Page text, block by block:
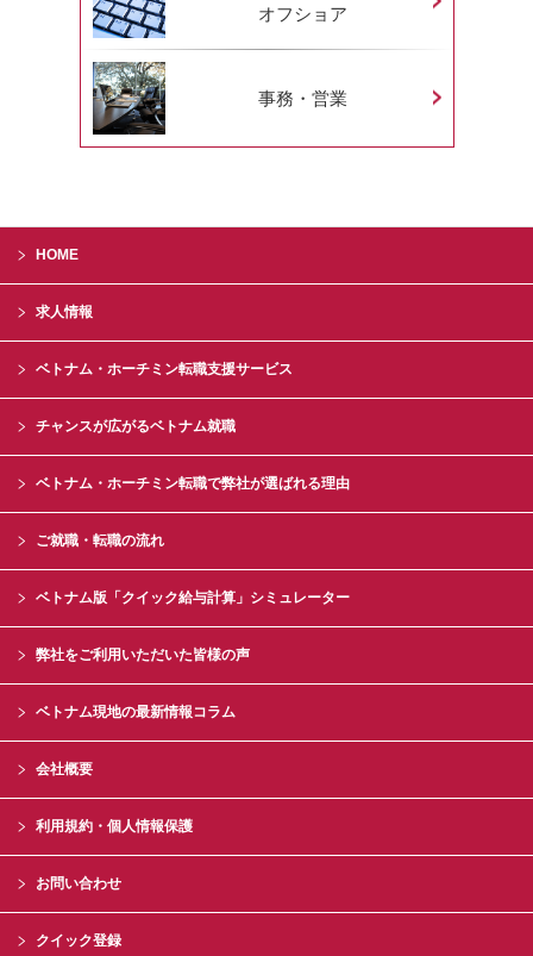
オフショア
事務・営業
HOME
求人情報
ベトナム・ホーチミン転職支援サービス
チャンスが広がるベトナム就職
ベトナム・ホーチミン転職で弊社が選ばれる理由
ご就職・転職の流れ
ベトナム版「クイック給与計算」シミュレーター
弊社をご利用いただいた皆様の声
ベトナム現地の最新情報コラム
会社概要
利用規約・個人情報保護
お問い合わせ
クイック登録